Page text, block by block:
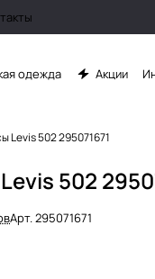
одежда Акции
Levis 502 295071671
502
Арт.295071671